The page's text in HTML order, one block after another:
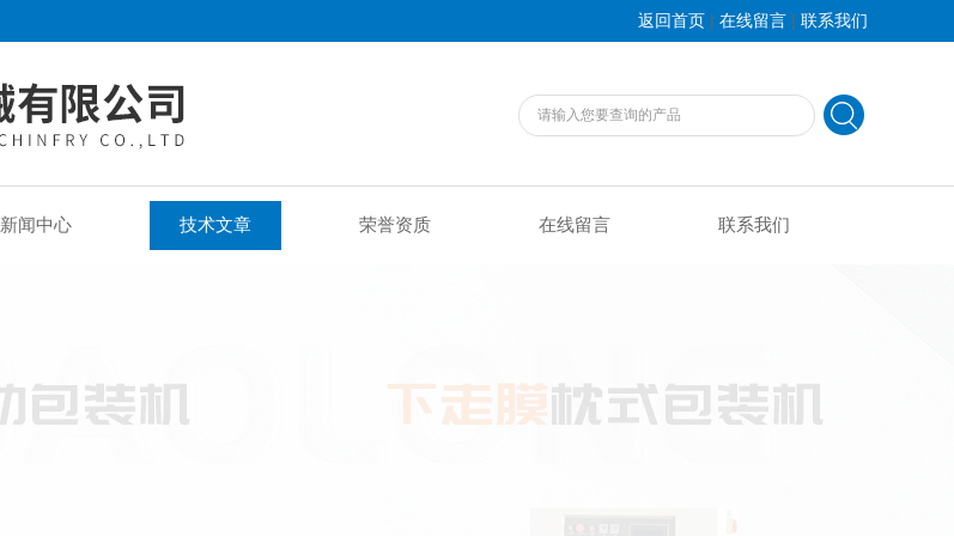
返回首页 | 在线留言 | 联系我们
新闻中心 技术文章 荣誉资质 在线留言 联系我们